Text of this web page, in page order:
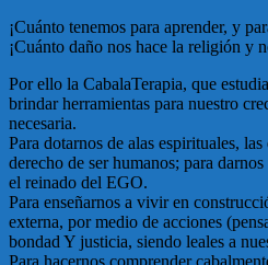
¡Cuánto tenemos para aprender, y
¡Cuánto daño nos hace la religión y
Por ello la CabalaTerapia, que
brindar herramientas para nuestro
necesaria.
Para dotarnos de alas espirituales,
derecho de ser humanos; para
el reinado del EGO.
Para enseñarnos a vivir en
externa, por medio de acciones
bondad Y justicia, siendo leales a
Para hacernos comprender